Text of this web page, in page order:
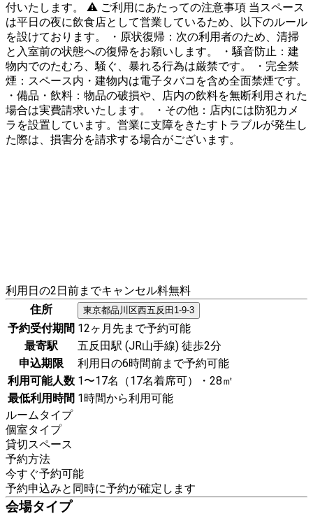
付いたします。 ⚠️ ご利用にあたっての注意事項 当スペース
は平日の夜に飲食店として営業しているため、以下のルール
を設けております。 ・原状復帰：次の利用者のため、清掃
と入室前の状態への復帰をお願いします。 ・騒音防止：建
物内でのたむろ、騒ぐ、暴れる行為は厳禁です。 ・完全禁
煙：スペース内・建物内は電子タバコを含め全面禁煙です。
・備品・飲料：物品の破損や、店内の飲料を無断利用された
場合は実費請求いたします。 ・その他：店内には防犯カメ
ラを設置しています。営業に支障をきたすトラブルが発生し
た際は、損害分を請求する場合がございます。
利用日の2日前までキャンセル料無料
住所
東京都品川区西五反田1-9-3
予約受付期間 12ヶ月先まで予約可能
最寄駅
五反田駅 (JR山手線) 徒歩2分
申込期限
利用日の6時間前まで予約可能
利用可能人数 1〜17名（17名着席可）・28㎡
最低利用時間 1時間から利用可能
ルームタイプ
個室タイプ
貸切スペース
予約方法
今すぐ予約可能
予約申込みと同時に予約が確定します
会場タイプ